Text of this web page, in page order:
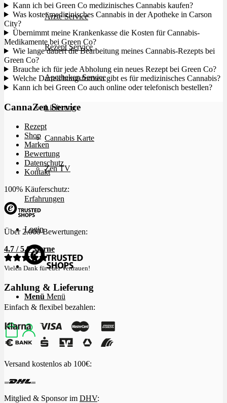
Ärzte Service
Rezept Service
Apotheken Service
Lieferung
Cannabis Karte
Zen TV
Erfahrungen
Login
Menü Menü
Kann ich bei Green Co medizinisches Cannabis kaufen?
Was kostet medizinisches Cannabis in der Apotheke in Carson
City?
Übernimmt meine Krankenkasse die Kosten für Cannabis-
Medikamente bei Green Co?
Wie lange dauert die Bearbeitung meines Cannabis-Rezepts bei
Green Co?
Brauche ich für jede Abholung ein neues Rezept bei Green Co?
Welche Darreichungsformen gibt es für medizinisches Cannabis?
Kann ich bei Green Co auch online oder telefonisch bestellen?
CannaZen Service
Rezept
Shop
Marken
Bewertung
Datenschutz
Kontakt
100% Käuferschutz:
Über 2.000 Bewertungen:
4.7 / 5.0 Sterne
Vielen Dank für euer Vertrauen!
Zahlung & Lieferung
Einfach & flexibel bezahlen:
Versand kostenlos ab 100€:
Mitglied & Sponsor im DHV: